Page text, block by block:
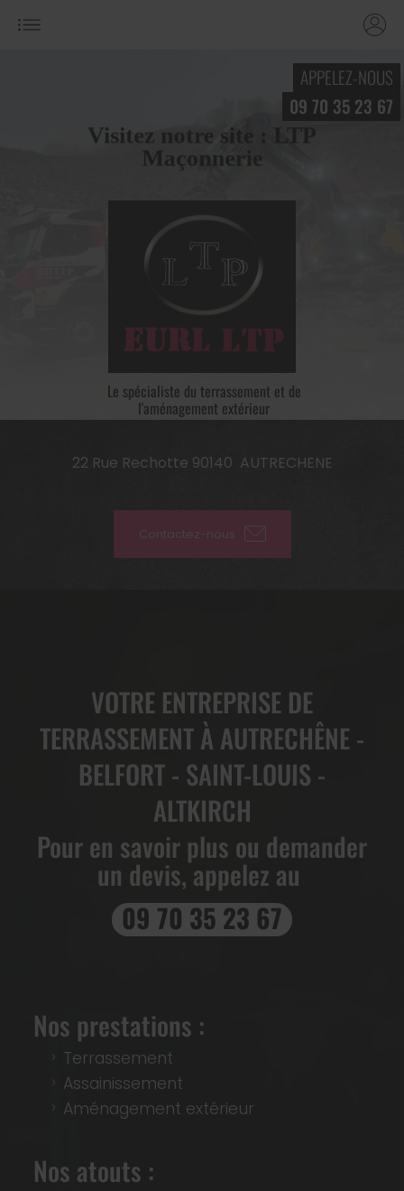
APPELEZ-NOUS
09 70 35 23 67
Visitez notre site : LTP
Maçonnerie
Le spécialiste du terrassement et de
l'aménagement extérieur
22 Rue Rechotte 90140 AUTRECHENE
Contactez-nous
VOTRE ENTREPRISE DE
TERRASSEMENT À AUTRECHÊNE -
BELFORT - SAINT-LOUIS -
ALTKIRCH
Pour en savoir plus ou demander
un devis, appelez au
09 70 35 23 67
Nos prestations :
Terrassement
Assainissement
Aménagement extérieur
Nos atouts :